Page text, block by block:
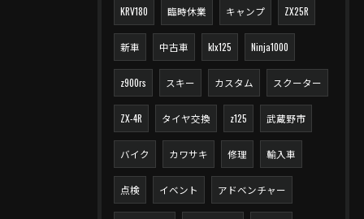
KRV180 臨時休業 キャンプ ZX25R
新車 中古車 klx125 Ninja1000
z900rs スキー カスタム スクーター
ZX-4R タイヤ交換 z125 武蔵野市
バイク カワサキ 修理 輸入車
点検 イベント アドベンチャー